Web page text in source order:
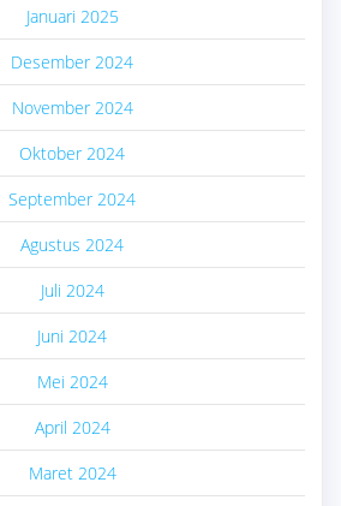
Januari 2025
Desember 2024
November 2024
Oktober 2024
September 2024
Agustus 2024
Juli 2024
Juni 2024
Mei 2024
April 2024
Maret 2024